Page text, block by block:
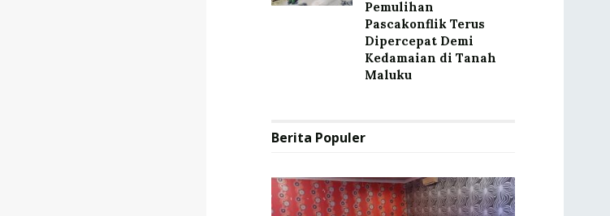
Pemulihan
Pascakonflik Terus
Dipercepat Demi
Kedamaian di Tanah
Maluku
Berita Populer